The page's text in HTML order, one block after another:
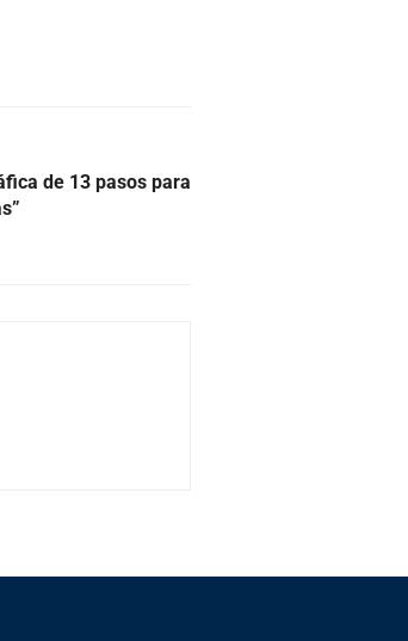
de 13 pasos para